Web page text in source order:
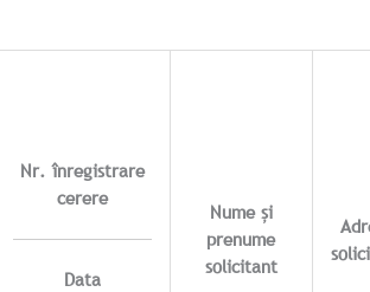
Nr. înregistrare
cerere
Data
Nume și
prenume
solicitant